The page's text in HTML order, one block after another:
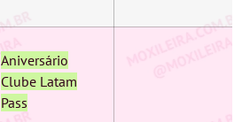
Aniversário
Clube Latam
Pass